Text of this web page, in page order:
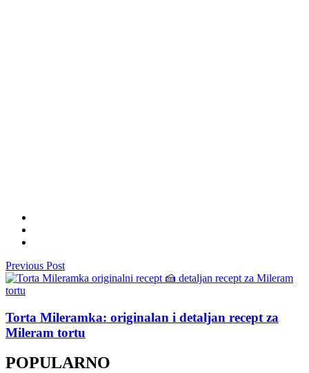
Previous Post
Torta Mileramka: originalan i detaljan recept za
Mileram tortu
POPULARNO